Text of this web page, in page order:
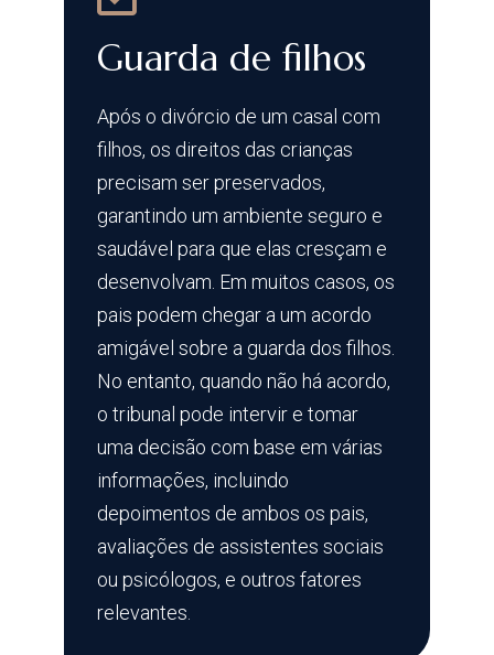
Guarda de filhos
Após o divórcio de um casal com
filhos, os direitos das crianças
precisam ser preservados,
garantindo um ambiente seguro e
saudável para que elas cresçam e
desenvolvam. Em muitos casos, os
pais podem chegar a um acordo
amigável sobre a guarda dos filhos.
No entanto, quando não há acordo,
o tribunal pode intervir e tomar
uma decisão com base em várias
informações, incluindo
depoimentos de ambos os pais,
avaliações de assistentes sociais
ou psicólogos, e outros fatores
relevantes.